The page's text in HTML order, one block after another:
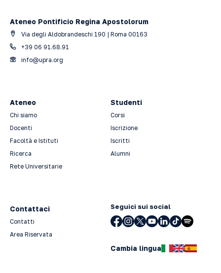
Ateneo Pontificio Regina Apostolorum
Via degli Aldobrandeschi 190 | Roma 00163
+39 06 91.68.91
info@upra.org
Ateneo
Chi siamo
Docenti
Facoltà e Istituti
Ricerca
Rete Universitarie
Studenti
Corsi
Iscrizione
Iscritti
Alumni
Contattaci
Contatti
Area Riservata
Seguici sui social
Cambia lingua